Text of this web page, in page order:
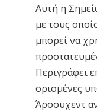
Αυτή η
με τους
μπορεί να
Περιγράφει
ορισμένες
Άροουχεντ